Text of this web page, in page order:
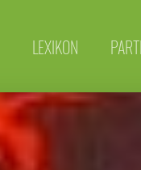
LEXIKON